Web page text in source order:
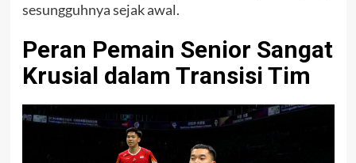
sesungguhnya sejak awal.
Peran Pemain Senior Sangat
Krusial dalam Transisi Tim